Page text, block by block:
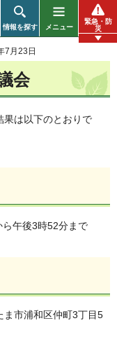
情報を探す メニュー
緊急・防
災
7月23日
会
果は以下のとおりで
午後3時52分まで
ま市浦和区仲町3丁目5